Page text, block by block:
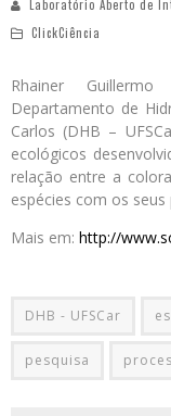
Laboratório Aberto de
ClickCiência
Rhainer
Departamento de
Carlos (DHB –
ecológicos
relação entre a
espécies com os
Mais em: http://
DHB - UFSCar
pesquisa